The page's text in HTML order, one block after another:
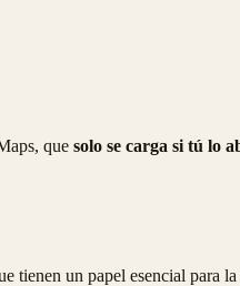
que solo se carga si tú lo
tienen un papel esencial para